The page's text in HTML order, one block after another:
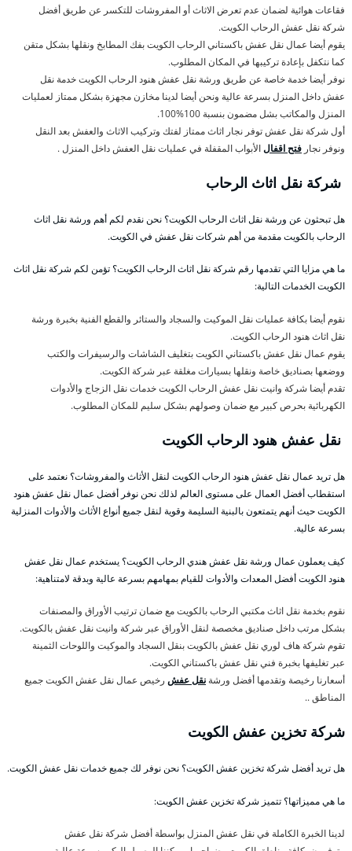
فقاعات هوائية لضمان عدم تعرض الاثاث أو المفروشات للتكسر عن طريق أفضل
شركة نقل عفش الرحاب الكويت.
يقوم أيضا عمال نقل عفش باكستاني الرحاب الكويت بفك المطابخ ونقلها بشكل متقن
كما نتكفل بإعادة تركيبها في المكان المطلوب.
نوفر أيضا خدمة خاصة عن طريق ورشة نقل عفش هنود الرحاب الكويت خدمة نقل
عفش داخل المنزل بسرعة عالية ونحن أيضا لدينا مخازن مجهزة بشكل ممتاز لعمليات
المنزل والمكاتب بشل مضمون بنسبة 100%100.
أول شركة نقل عفش توفر نجار اثاث ممتاز لفتك وتركيب الاثاث والعفش بعد النقل
ونوفر نجار فتح اقفالالأبواب المقفلة في عمليات نقل العفش داخل المنزل .
شركة نقل اثاث الرحاب
هل تبحثون عن ورشة نقل اثاث الرحاب الكويت؟ نحن نقدم لكم أهم ورشة نقل اثاث
الرحاب بالكويت مقدمة من أهم شركات نقل عفش في الكويت.
ما هي مزايا التي تقدمها رقم شركة نقل اثاث الرحاب الكويت؟ تؤمن لكم شركة نقل اثاث
الكويت الخدمات التالية:
نقوم أيضا بكافة عمليات نقل الموكيت والسجاد والستائر والقطع الفنية بخبرة ورشة
نقل اثاث هنود الرحاب الكويت.
يقوم عمال نقل عفش باكستاني الكويت بتغليف الشاشات والرسيفرات والكتب
ووضعها بصناديق خاصة ونقلها بسيارات مغلقة عبر شركة الكويت.
تقدم أيضا شركة وانيت نقل عفش الرحاب الكويت خدمات نقل الزجاج والأدوات
الكهربائية بحرص كبير مع ضمان وصولهم بشكل سليم للمكان المطلوب.
نقل عفش هنود الرحاب الكويت
هل تريد عمال نقل عفش هنود الرحاب الكويت لنقل الأثاث والمفروشات؟ نعتمد على
استقطاب أفضل العمال على مستوى العالم لذلك نحن نوفر أفضل عمال نقل عفش هنود
الكويت حيث أنهم يتمتعون بالبنية السليمة وقوية لنقل جميع أنواع الأثاث والأدوات المنزلية
بسرعة عالية.
كيف يعملون عمال ورشة نقل عفش هندي الرحاب الكويت؟ يستخدم عمال نقل عفش
هنود الكويت أفضل المعدات والأدوات للقيام بمهامهم بسرعة عالية وبدقة لامتناهية:
نقوم بخدمة نقل اثاث مكتبي الرحاب بالكويت مع ضمان ترتيب الأوراق والمصنفات
بشكل مرتب داخل صناديق مخصصة لنقل الأوراق عبر شركة وانيت نقل عفش بالكويت.
تقوم شركة هاف لوري نقل عفش بالكويت بنقل السجاد والموكيت واللوحات الثمينة
عبر تغليفها بخبرة فني نقل عفش باكستاني الكويت.
أسعارنا رخيصة وتقدمها أفضل ورشة نقل عفش رخيص عمال نقل عفش الكويت جميع
المناطق ..
شركة تخزين عفش الكويت
هل تريد أفضل شركة تخزين عفش الكويت؟ نحن نوفر لك جميع خدمات نقل عفش الكويت.
ما هي مميزاتها؟ تتميز شركة تخزين عفش الكويت:
لدينا الخبرة الكاملة في نقل عفش المنزل بواسطة أفضل شركة نقل عفش